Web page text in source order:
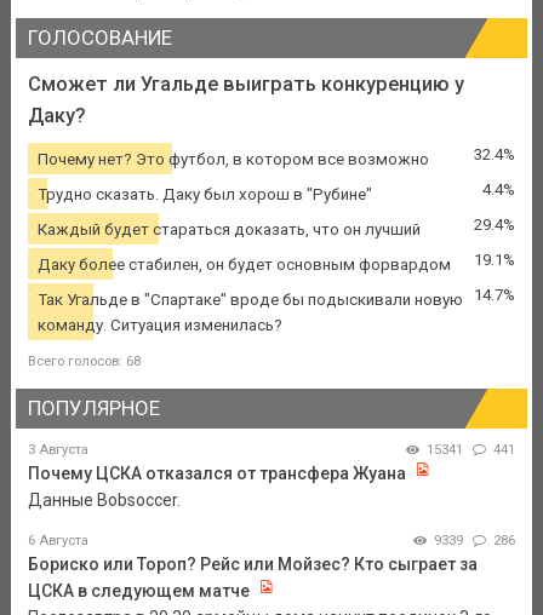
ГОЛОСОВАНИЕ
Сможет ли Угальде выиграть конкуренцию у
Даку?
Почему нет? Это футбол, в котором все возможно 32.4%
Трудно сказать. Даку был хорош в "Рубине" 4.4%
Каждый будет стараться доказать, что он лучший 29.4%
Даку более стабилен, он будет основным форвардом 19.1%
Так Угальде в "Спартаке" вроде бы подыскивали новую
команду. Ситуация изменилась?
14.7%
Всего голосов: 68
ПОПУЛЯРНОЕ
3 Августа 15341 441
Почему ЦСКА отказался от трансфера Жуана
Данные Bobsoccer.
6 Августа 9339 286
Бориско или Тороп? Рейс или Мойзес? Кто сыграет за
ЦСКА в следующем матче